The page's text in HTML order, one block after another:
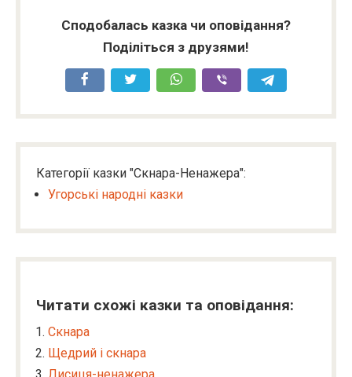
Сподобалась казка чи оповідання?
Поділіться з друзями!
Категорії казки "Скнара-Ненажера":
Угорські народні казки
Читати схожі казки та оповідання:
Скнара
Щедрий і скнара